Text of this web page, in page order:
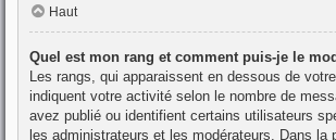
Haut
Quel est mon rang et comment puis-je le
Les rangs, qui apparaissent en dessous de
indiquent votre activité selon le nombre de
avez publié ou identifient certains utilisateurs
les administrateurs et les modérateurs. Dans la